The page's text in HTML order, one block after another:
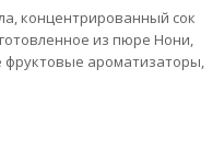
концентрированный сок
из пюре Нони,
фруктовые ароматизаторы,